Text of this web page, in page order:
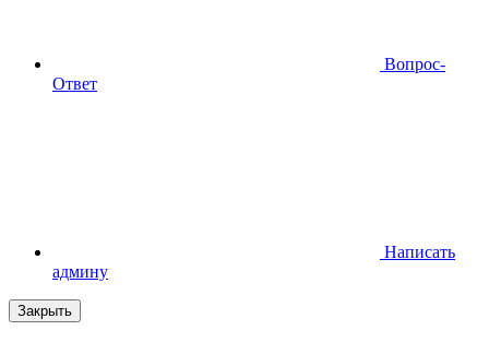
Вопрос-
Ответ
Написать
админу
Закрыть